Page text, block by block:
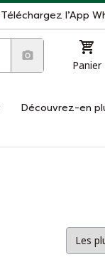
Téléchargez l’App
Panier
Découvrez-en